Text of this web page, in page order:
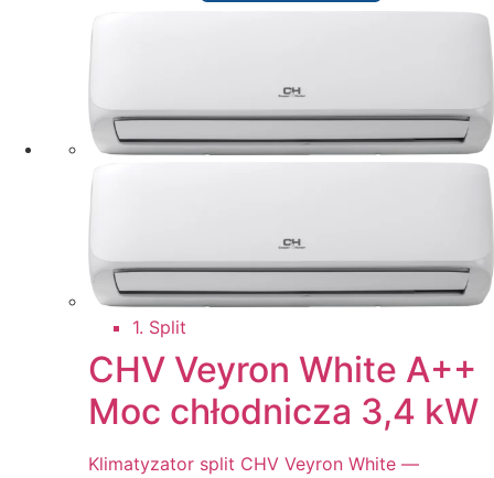
1. Split
CHV Veyron White A++
Moc chłodnicza 3,4 kW
Klimatyzator split CHV Veyron White —